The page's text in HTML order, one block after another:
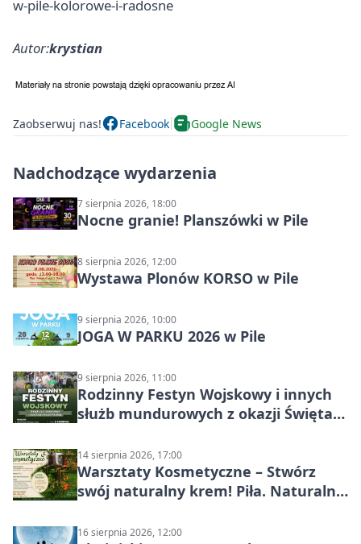
w-pile-kolorowe-i-radosne
Autor:krystian
Zaobserwuj nas! Facebook Google News
Nadchodzące wydarzenia
7 sierpnia 2026, 18:00
Nocne granie! Planszówki w Pile
8 sierpnia 2026, 12:00
Wystawa Plonów KORSO w Pile
9 sierpnia 2026, 10:00
JOGA W PARKU 2026 w Pile
9 sierpnia 2026, 11:00
Rodzinny Festyn Wojskowy i innych
służb mundurowych z okazji Święta
14 sierpnia 2026, 17:00
Warsztaty Kosmetyczne – Stwórz
swój naturalny krem! Piła. Naturalna
16 sierpnia 2026, 12:00